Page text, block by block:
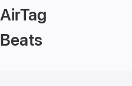
AirTag
Beats